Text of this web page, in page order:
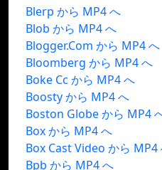
Blerp から MP4 へ
Blob から MP4 へ
Blogger.Com から MP4 へ
Bloomberg から MP4 へ
Boke Cc から MP4 へ
Boosty から MP4 へ
Boston Globe から MP4
Box から MP4 へ
Box Cast Video から MP4
Bpb から MP4 へ